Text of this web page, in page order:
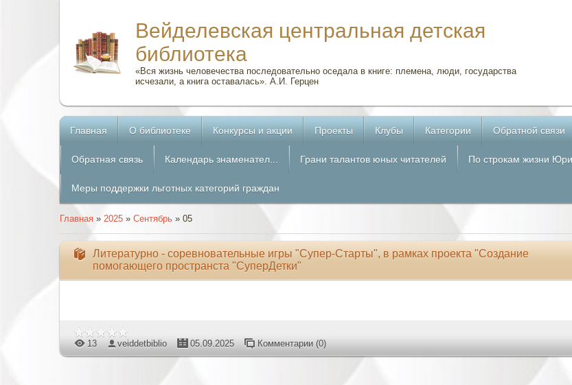
Вейделевская центральная детская
библиотека
«Вся жизнь человечества последовательно оседала в книге: племена, люди, государства
исчезали, а книга оставалась». А.И. Герцен
Главная О библиотеке Конкурсы и акции Проекты Клубы Категории Обратной связи
Обратная связь Календарь знаменател... Грани талантов юных читателей По строкам жизни
Меры поддержки льготных категорий граждан
Главная » 2025 » Сентябрь » 05
Литературно - соревновательные игры "Супер-Старты", в рамках проекта "Создание
помогающего пространста "СуперДетки"
13 veiddetbiblio 05.09.2025 Комментарии (0)